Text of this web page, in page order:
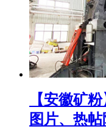
【安徽矿
图片、热